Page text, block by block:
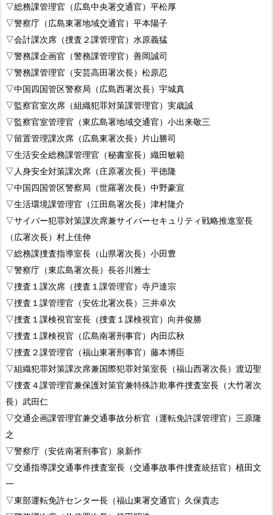
▽総務課管理官（広島中央署交通官）平松厚
▽警察庁（広島東署地域交通官）平本陽子
▽会計課次席（捜査２課管理官）水原義猛
▽警務課企画官（警務課管理官）善岡誠司
▽警務課管理官（安芸高田署次長）松原忍
▽中国四国管区警察局（広島西署次長）宇城真
▽監察官室次席（組織犯罪対策課管理官）実歳誠
▽監察官室管理官（東広島署地域交通官）小出来敬三
▽留置管理課次席（広島東署次長）片山勝司
▽生活安全総務課管理官（秘書室長）織田敏範
▽人身安全対策課次席（庄原署次長）平徳隆
▽中国四国管区警察局（世羅署次長）中野豪宣
▽生活環境課管理官（江田島署次長）津村隆介
▽サイバー犯罪対策課次席兼サイバーセキュリティ戦略推進室長
（広署次長）村上佳伸
▽総務課捜査指導室長（山県署次長）小田豊
▽警察庁（東広島署次長）長谷川雅士
▽捜査１課次席（捜査１課管理官）寺戸達宗
▽捜査１課管理官（安佐北署次長）三井卓次
▽捜査１課検視官室長（捜査１課検視官）向井俊勝
▽捜査１課検視官（広島南署刑事官）内田広秋
▽捜査２課管理官（福山東署刑事官）藤本博臣
▽組織犯罪対策課次席兼国際犯罪対策室長（福山西署次長）渡辺聖
▽捜査４課管理官兼保護対策官兼特殊詐欺事件捜査室長（大竹署次
長）武田仁
▽交通企画課管理官兼交通事故分析官（運転免許課管理官）三原隆
之
▽警察庁（安佐南署刑事官）泉新作
▽交通指導課交通事件捜査室長（交通事故事件捜査統括官）植田文
一
▽東部運転免許センター長（福山東署交通官）久保貴志